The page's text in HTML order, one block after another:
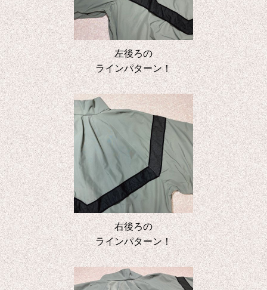
左後ろの
ラインパターン！
右後ろの
ラインパターン！